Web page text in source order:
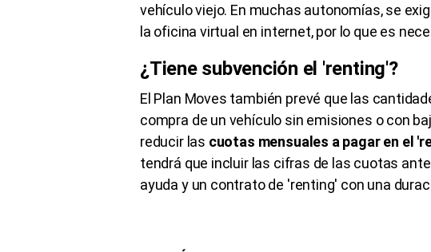
vehículo viejo. En muchas autonomías, se
la oficina virtual en internet, por lo que es
¿Tiene subvención el 'renting'?
El Plan Moves también prevé que las
compra de un vehículo sin emisiones o con
reducir las cuotas mensuales a pagar en el '
tendrá que incluir las cifras de las cuotas
ayuda y un contrato de 'renting' con una